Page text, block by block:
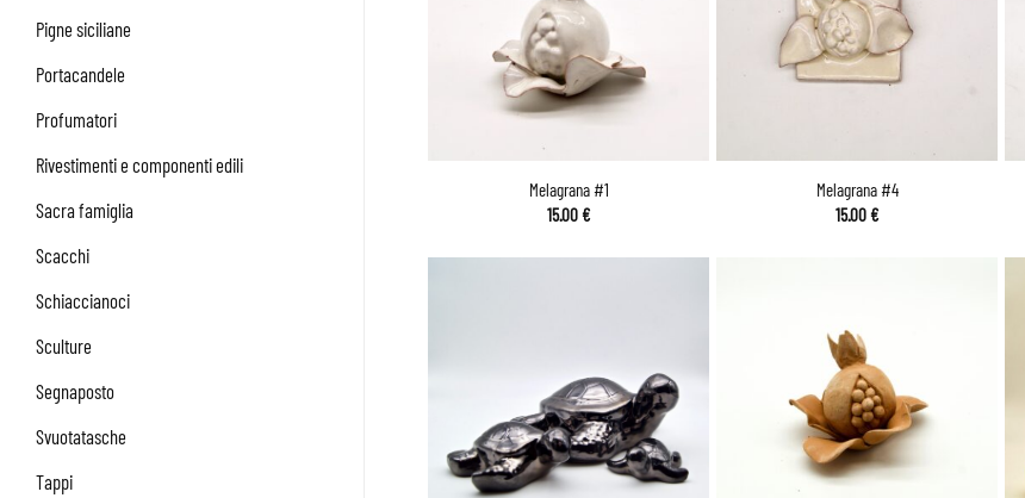
Pigne siciliane
Portacandele
Profumatori
Rivestimenti e componenti edili
Sacra famiglia
Scacchi
Schiaccianoci
Sculture
Segnaposto
Svuotatasche
Tappi
Melagrana #1
15.00€
Melagrana #4
15.00€